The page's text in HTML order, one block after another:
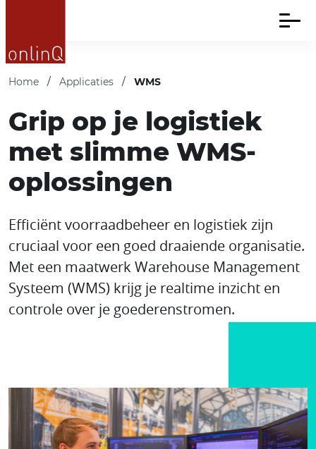
Home / Applicaties / WMS
Grip op je logistiek
met slimme WMS-
oplossingen
Efficiënt voorraadbeheer en logistiek zijn
cruciaal voor een goed draaiende organisatie.
Met een maatwerk Warehouse Management
Systeem (WMS) krijg je realtime inzicht en
controle over je goederenstromen.